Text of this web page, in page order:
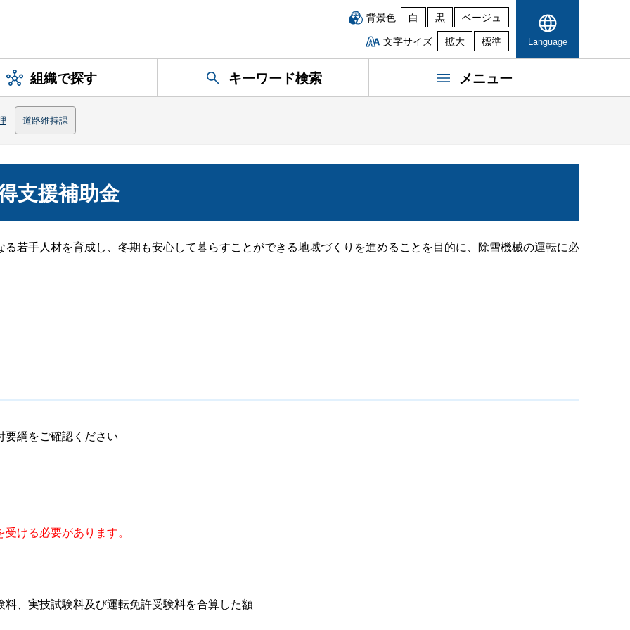
背景色 白 黒
ベージュ
文字サイズ
拡大 標準 Language
組織で探す キーワード検索 メニュー
道路維持課
支援補助金
若手人材を育成し、冬期も安心して暮らすことができる地域づくりを進めることを目的に、除雪機械の運転に必
綱をご確認ください
ける必要があります。
、実技試験料及び運転免許受験料を合算した額